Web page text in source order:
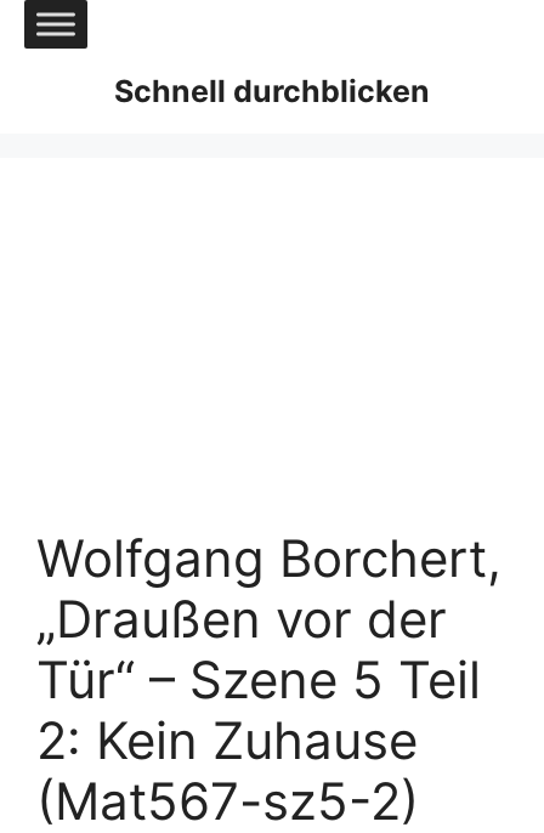
Zum
Inhalt
Schnell durchblicken
Wolfgang Borchert,
„Draußen vor der
Tür“ – Szene 5 Teil
2: Kein Zuhause
(Mat567-sz5-2)